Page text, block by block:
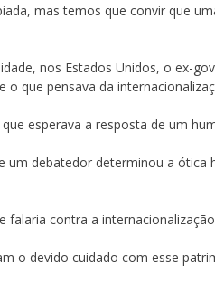
mas temos que convir que
nos Estados Unidos, o ex-
que pensava da
esperava a resposta de um
um debatedor determinou a
falaria contra a
o devido cuidado com esse